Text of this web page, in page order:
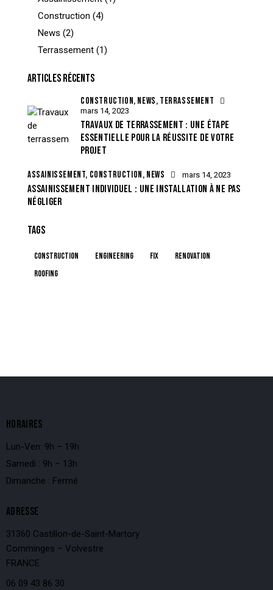
Construction (4)
News (2)
Terrassement (1)
ARTICLES RÉCENTS
CONSTRUCTION, NEWS, TERRASSEMENT
mars 14, 2023
TRAVAUX DE TERRASSEMENT : UNE ÉTAPE
ESSENTIELLE POUR LA RÉUSSITE DE VOTRE
PROJET
ASSAINISSEMENT, CONSTRUCTION, NEWS mars 14, 2023
ASSAINISSEMENT INDIVIDUEL : UNE INSTALLATION À NE PAS
NÉGLIGER
TAGS
construction engineering fix
renovation
roofing
HORAIRES
Lun-Ven: 9h – 19h
Samedi : 9h – 13h
Dimanche : Fermé
ADRESSE
31360 Castillon-de-Saint-Martory
Comminges – Volvestre
FRANCE
06 09 43 86 30